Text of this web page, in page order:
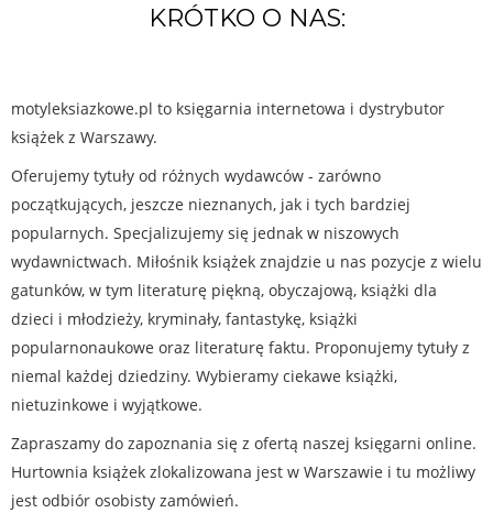
KRÓTKO O NAS:
motyleksiazkowe.pl to księgarnia internetowa i dystrybutor
książek z Warszawy.
Oferujemy tytuły od różnych wydawców - zarówno
początkujących, jeszcze nieznanych, jak i tych bardziej
popularnych. Specjalizujemy się jednak w niszowych
wydawnictwach. Miłośnik książek znajdzie u nas pozycje z wielu
gatunków, w tym literaturę piękną, obyczajową, książki dla
dzieci i młodzieży, kryminały, fantastykę, książki
popularnonaukowe oraz literaturę faktu. Proponujemy tytuły z
niemal każdej dziedziny. Wybieramy ciekawe książki,
nietuzinkowe i wyjątkowe.
Zapraszamy do zapoznania się z ofertą naszej księgarni online.
Hurtownia książek zlokalizowana jest w Warszawie i tu możliwy
jest odbiór osobisty zamówień.